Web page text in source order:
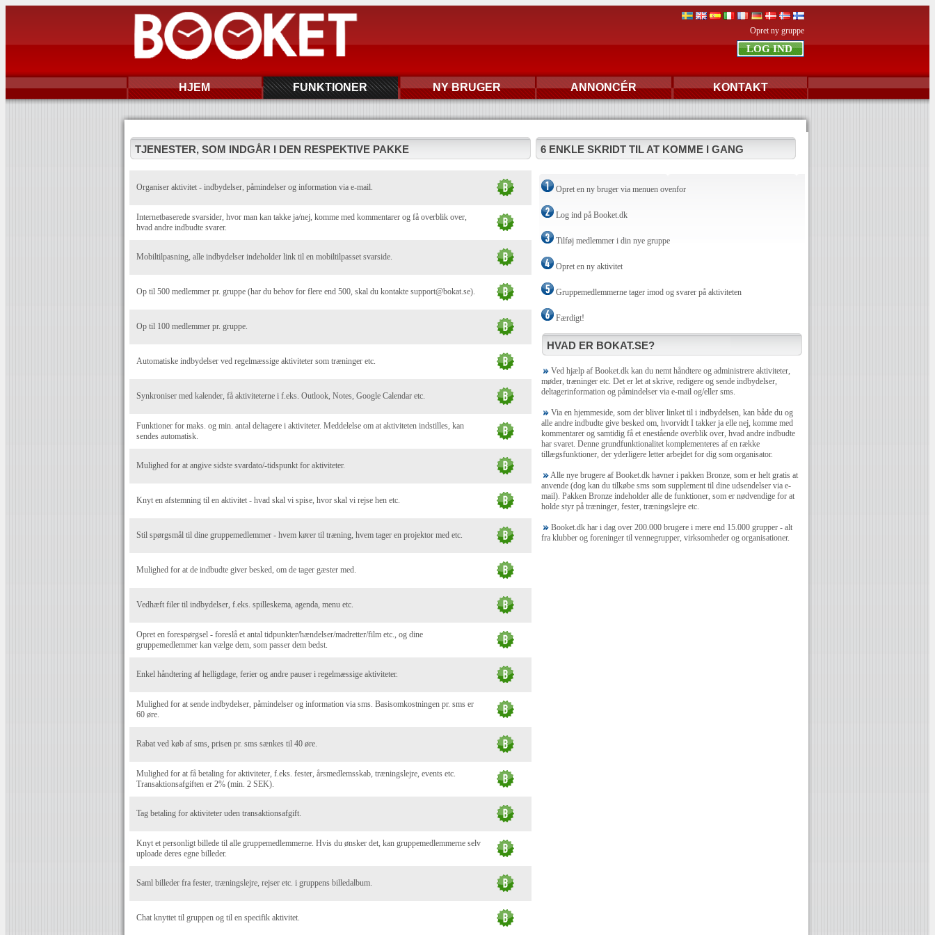
Opret ny gruppe
HJEM FUNKTIONER NY BRUGER ANNONCÉR KONTAKT
TJENESTER, SOM INDGÅR I DEN RESPEKTIVE PAKKE 6 ENKLE SKRIDT TIL AT KOMME I GANG
Organiser aktivitet - indbydelser, påmindelser og information via e-mail.
Internetbaserede svarsider, hvor man kan takke ja/nej, komme med kommentarer og få overblik over,
hvad andre indbudte svarer.
Mobiltilpasning, alle indbydelser indeholder link til en mobiltilpasset svarside.
Op til 500 medlemmer pr. gruppe (har du behov for flere end 500, skal du kontakte support@bokat.se).
Op til 100 medlemmer pr. gruppe.
Automatiske indbydelser ved regelmæssige aktiviteter som træninger etc.
Synkroniser med kalender, få aktiviteterne i f.eks. Outlook, Notes, Google Calendar etc.
Funktioner for maks. og min. antal deltagere i aktiviteter. Meddelelse om at aktiviteten indstilles, kan
sendes automatisk.
Mulighed for at angive sidste svardato/-tidspunkt for aktiviteter.
Knyt en afstemning til en aktivitet - hvad skal vi spise, hvor skal vi rejse hen etc.
Stil spørgsmål til dine gruppemedlemmer - hvem kører til træning, hvem tager en projektor med etc.
Mulighed for at de indbudte giver besked, om de tager gæster med.
Vedhæft filer til indbydelser, f.eks. spilleskema, agenda, menu etc.
Opret en forespørgsel - foreslå et antal tidpunkter/hændelser/madretter/film etc., og dine
gruppemedlemmer kan vælge dem, som passer dem bedst.
Enkel håndtering af helligdage, ferier og andre pauser i regelmæssige aktiviteter.
Mulighed for at sende indbydelser, påmindelser og information via sms. Basisomkostningen pr. sms er
60 øre.
Rabat ved køb af sms, prisen pr. sms sænkes til 40 øre.
Mulighed for at få betaling for aktiviteter, f.eks. fester, årsmedlemsskab, træningslejre, events etc.
Transaktionsafgiften er 2% (min. 2 SEK).
Tag betaling for aktiviteter uden transaktionsafgift.
Knyt et personligt billede til alle gruppemedlemmerne. Hvis du ønsker det, kan gruppemedlemmerne selv
uploade deres egne billeder.
Saml billeder fra fester, træningslejre, rejser etc. i gruppens billedalbum.
Chat knyttet til gruppen og til en specifik aktivitet.
Opret en ny bruger via menuen ovenfor
Log ind på Booket.dk
Tilføj medlemmer i din nye gruppe
Opret en ny aktivitet
Gruppemedlemmerne tager imod og svarer på aktiviteten
Færdigt!
HVAD ER BOKAT.SE?
Ved hjælp af Booket.dk kan du nemt håndtere og administrere aktiviteter,
møder, træninger etc. Det er let at skrive, redigere og sende indbydelser,
deltagerinformation og påmindelser via e-mail og/eller sms.
Via en hjemmeside, som der bliver linket til i indbydelsen, kan både du og
alle andre indbudte give besked om, hvorvidt I takker ja elle nej, komme med
kommentarer og samtidig få et enestående overblik over, hvad andre indbudte
har svaret. Denne grundfunktionalitet komplementeres af en række
tillægsfunktioner, der yderligere letter arbejdet for dig som organisator.
Alle nye brugere af Booket.dk havner i pakken Bronze, som er helt gratis at
anvende (dog kan du tilkøbe sms som supplement til dine udsendelser via e-
mail). Pakken Bronze indeholder alle de funktioner, som er nødvendige for at
holde styr på træninger, fester, træningslejre etc.
Booket.dk har i dag over 200.000 brugere i mere end 15.000 grupper - alt
fra klubber og foreninger til vennegrupper, virksomheder og organisationer.